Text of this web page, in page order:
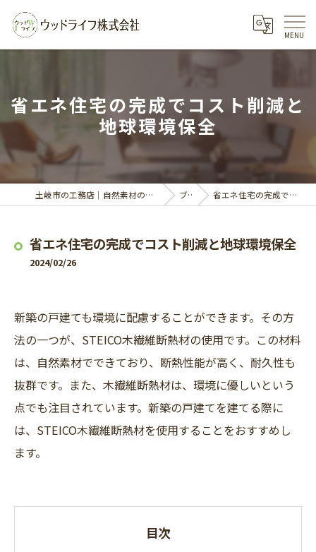
省エネ住宅の完成でコスト削減と
地球環境保全
土岐市の工務店｜自然素材の家づくりならウッドライフ株式会社 ブログ 省エネ住宅の完成でコスト削減と地球環境保全
省エネ住宅の完成でコスト削減と地球環境保全
2024/02/26
新築の戸建ても環境に配慮することができます。その方
法の一つが、STEICO木繊維断熱材の使用です。この材料
は、自然素材でできており、断熱性能が高く、耐久性も
抜群です。また、木繊維断熱材は、環境に優しいという
点でも注目されています。新築の戸建てを建てる際に
は、STEICO木繊維断熱材を使用することをおすすめし
ます。
目次